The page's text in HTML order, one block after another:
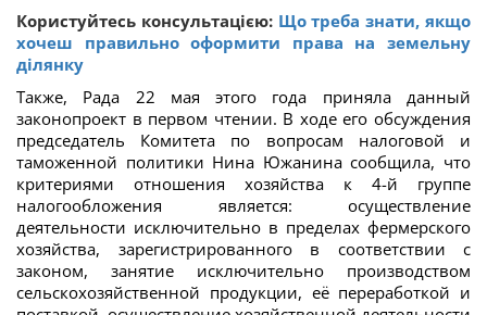
Користуйтесь консультацією: Що треба знати, якщо
хочеш правильно оформити права на земельну
ділянку
Также, Рада 22 мая этого года приняла данный
законопроект в первом чтении. В ходе его обсуждения
председатель Комитета по вопросам налоговой и
таможенной политики Нина Южанина сообщила, что
критериями отношения хозяйства к 4-й группе
налогообложения является: осуществление
деятельности исключительно в пределах фермерского
хозяйства, зарегистрированного в соответствии с
законом, занятие исключительно производством
сельскохозяйственной продукции, её переработкой и